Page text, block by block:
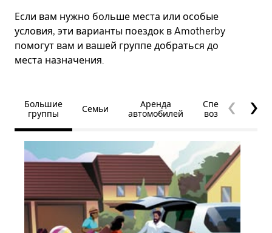
Если вам нужно больше места или особые
условия, эти варианты поездок в Amotherby
помогут вам и вашей группе добраться до
места назначения.
Большие
группы
Семьи
Аренда
автомобилей
Специальные
возможности